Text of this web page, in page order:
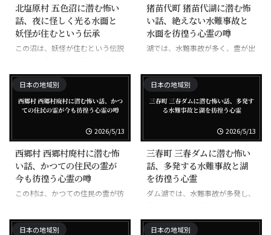
北塩原村 五色沼に潜む怖い
話、夜に怪しく光る水面と
妖怪が住むという伝承
この沼は、妖怪が住むという伝説
れる。
猪苗代町 猪苗代湖に潜む怖
い話、絶えない水難事故と
水面を彷徨う心霊の噂
湖では、水難事故が多く、霊が出
日本の地域別
2026/5/13
西郷村 西郷村廃村に潜む怖
い話、かつての住民の霊が
今も彷徨う心霊の噂
この村は、かつての住民の霊が彷
日本の地域別
2026/5/13
三春町 三春ダムに潜む怖い
話、多発する水難事故と湖
を彷徨う心霊
ダム湖では、水難事故が多発し、
日本の地域別 日本の地域別